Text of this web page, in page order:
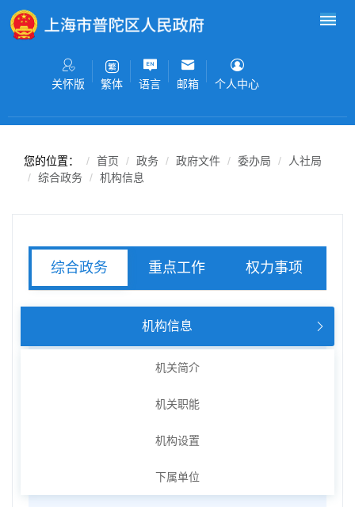
无障碍操作说明
关怀版 繁体 语言 邮箱 个人中心
您的位置： 首页 政务 政府文件 委办局
人社局
综合政务
机构信息
综合政务 重点工作 权力事项
机构信息
机关简介
机关职能
机构设置
下属单位